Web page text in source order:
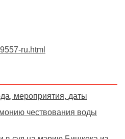
ru.html
мероприятия, даты
чествования воды